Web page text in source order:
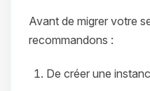
Avant de migrer votre
recommandons :
De créer une